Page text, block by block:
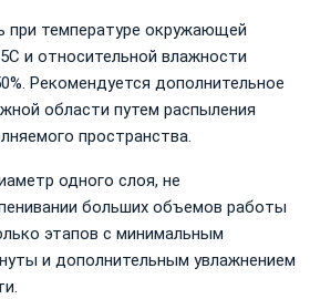
при температуре окружающей
и относительной влажности
Рекомендуется дополнительное
области путем распыления
пространства.
одного слоя, не
больших объемов работы
этапов с минимальным
и дополнительным увлажнением